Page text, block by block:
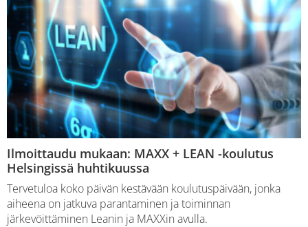
Ilmoittaudu mukaan: MAXX + LEAN -koulutus
Helsingissä huhtikuussa
Tervetuloa koko päivän kestävään koulutuspäivään, jonka
aiheena on jatkuva parantaminen ja toiminnan
järkevöittäminen Leanin ja MAXXin avulla.